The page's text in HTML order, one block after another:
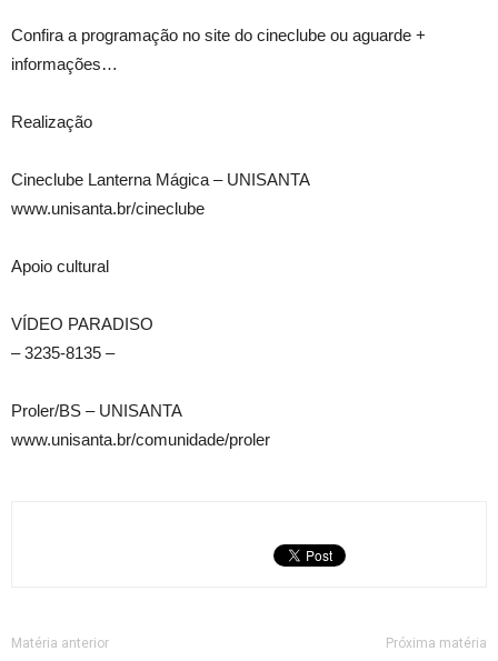
Confira a programação no site do cineclube ou aguarde +
informações…
Realização
Cineclube Lanterna Mágica – UNISANTA
www.unisanta.br/cineclube
Apoio cultural
VÍDEO PARADISO
– 3235-8135 –
Proler/BS – UNISANTA
www.unisanta.br/comunidade/proler
Matéria anterior Próxima matéria